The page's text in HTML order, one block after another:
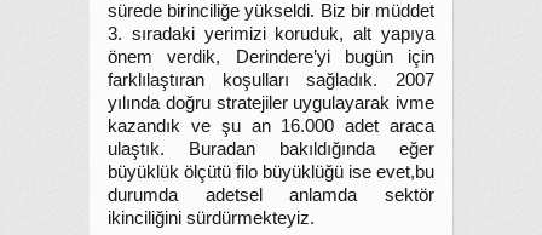
sürede birinciliğe yükseldi. Biz bir müddet
3. sıradaki yerimizi koruduk, alt yapıya
önem verdik, Derindere’yi bugün için
farklılaştıran koşulları sağladık. 2007
yılında doğru stratejiler uygulayarak ivme
kazandık ve şu an 16.000 adet araca
ulaştık. Buradan bakıldığında eğer
büyüklük ölçütü filo büyüklüğü ise evet,bu
durumda adetsel anlamda sektör
ikinciliğini sürdürmekteyiz.